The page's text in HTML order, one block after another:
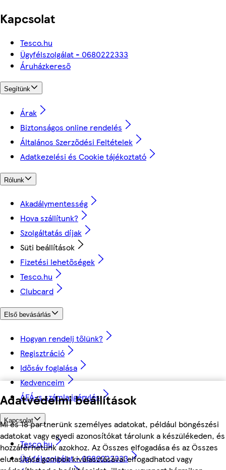
Adatvédelmi beállítások
Mi és 18 partnerünk személyes adatokat, például böngészési
adatokat vagy egyedi azonosítókat tárolunk a készülékeden, és
hozzáférhetünk azokhoz. Az Összes elfogadása és az Összes
elutasítása gombok kiválasztásával elfogadhatod vagy
Kapcsolat
Tesco.hu
Ügyfélszolgálat - 0680222333
Áruházkereső
Segítünk
Árak
Biztonságos online rendelés
Általános Szerződési Feltételek
Adatkezelési és Cookie tájékoztató
Rólunk
Akadálymentesség
Hova szállítunk?
Szolgáltatás díjak
Süti beállítások
Fizetési lehetőségek
Tesco.hu
Clubcard
Első bevásárlás
Hogyan rendelj tőlünk?
Regisztráció
Idősáv foglalása
Kedvenceim
ÁFÁ-s számla igénylés
Kapcsolat
Tesco.hu
Ügyfélszolgálat - 0680222333